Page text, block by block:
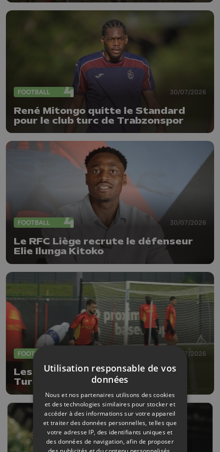
FOOTBALL 30/07/2026
René Mitongo quitte le Standard
pour le club turc de Trabzonspor
FOOTBALL 30/07/2026
Le RFC Liège recrute le défenseur
Elie Ilunga Kitoko
FOOTBALL 27/07/2026
Les Diables Rouges défieront la
Turquie le 2 octobre à Liège
Utilisation responsable de vos
données
Nous et nos partenaires utilisons des cookies
et des technologies similaires pour stocker et
accéder à des informations sur votre appareil
et traiter des données personnelles, telles que
votre adresse IP, des identifiants uniques et
des données de navigation, afin de proposer